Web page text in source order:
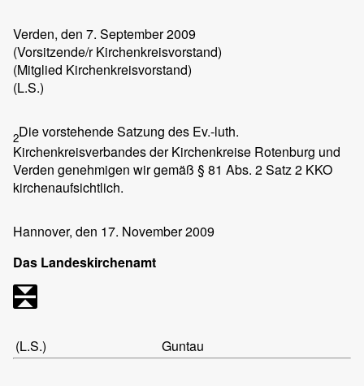
Verden, den 7. September 2009
(Vorsitzende/r Kirchenkreisvorstand)
(Mitglied Kirchenkreisvorstand)
(L.S.)
2Die vorstehende Satzung des Ev.-luth.
Kirchenkreisverbandes der Kirchenkreise Rotenburg und
Verden genehmigen wir gemäß § 81 Abs. 2 Satz 2 KKO
kirchenaufsichtlich.
Hannover, den 17. November 2009
Das Landeskirchenamt
(L.S.) Guntau